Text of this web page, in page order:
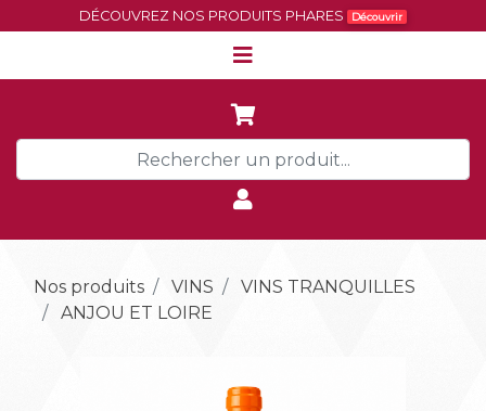
DÉCOUVREZ NOS PRODUITS PHARES Découvrir
Nos produits VINS
VINS TRANQUILLES
ANJOU ET LOIRE